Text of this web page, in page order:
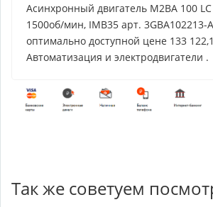
Асинхронный двигатель M2BA 100 LC
1500об/мин, IMB35 арт. 3GBA102213-
оптимально доступной цене 133
Автоматизация и электродвигатели .
Так же советуем